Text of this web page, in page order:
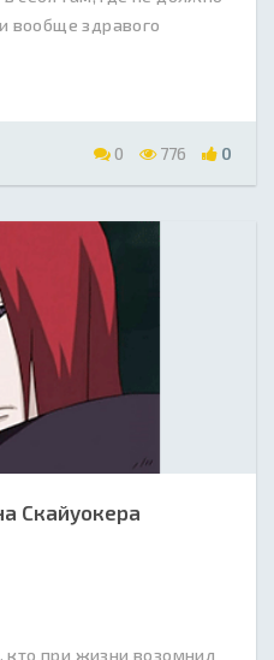
вообще здравого
0 776 0
Скайуокера
кто при жизни возомнил